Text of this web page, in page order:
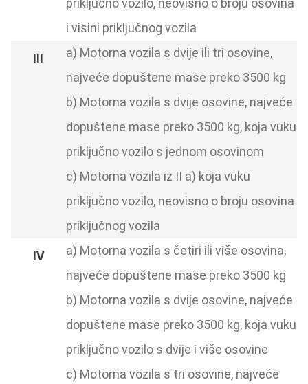
priključno vozilo, neovisno o broju osovina
i visini priključnog vozila
a) Motorna vozila s dvije ili tri osovine,
najveće dopuštene mase preko 3500 kg
b) Motorna vozila s dvije osovine, najveće
dopuštene mase preko 3500 kg, koja vuku
priključno vozilo s jednom osovinom
c) Motorna vozila iz II a) koja vuku
priključno vozilo, neovisno o broju osovina
priključnog vozila
a) Motorna vozila s četiri ili više osovina,
najveće dopuštene mase preko 3500 kg
b) Motorna vozila s dvije osovine, najveće
dopuštene mase preko 3500 kg, koja vuku
priključno vozilo s dvije i više osovine
c) Motorna vozila s tri osovine, najveće